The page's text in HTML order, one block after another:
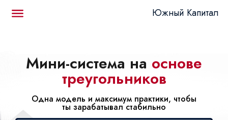
Южный Капитал
Мини-система на основе
треугольников
Одна модель и максимум практики, чтобы
ты зарабатывал стабильно